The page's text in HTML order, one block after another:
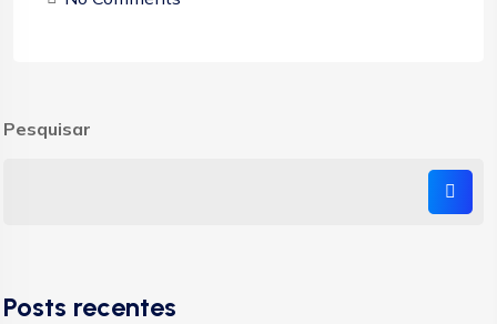
Pesquisar
Posts recentes